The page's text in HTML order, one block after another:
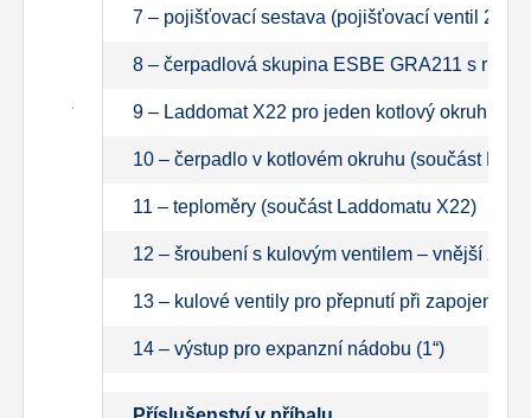
7 – pojišťovací sestava (pojišťovací ventil 2,5
8 – čerpadlová skupina ESBE GRA211 s
9 – Laddomat X22 pro jeden kotlový okruh (se
10 – čerpadlo v kotlovém okruhu (součást
11 – teploměry (součást Laddomatu X22)
12 – šroubení s kulovým ventilem – vnější závit
13 – kulové ventily pro přepnutí při zapojení s
14 – výstup pro expanzní nádobu (1“)